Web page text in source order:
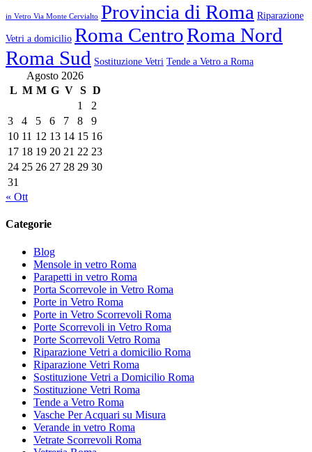
in Vetro Via Monte Cervialto Provincia di Roma Riparazione
Vetri a domicilio Roma CentroRoma Nord
Roma Sud Sostituzione Vetri Tende a Vetro a Roma
Agosto 2026
L M M G V S D
1
2
3
4 5 6 7 8
9
10 11 12 13 14 15 16
17 18 19 20 21 22 23
24 25 26 27 28 29 30
31
« Ott
Categorie
Blog
Mensole in vetro Roma
Parapetti in vetro Roma
Porta Scorrevole in Vetro Roma
Porte in Vetro Roma
Porte in Vetro Scorrevoli Roma
Porte Scorrevoli in Vetro Roma
Porte Scorrevoli Vetro Roma
Riparazione Vetri a domicilio Roma
Riparazione Vetri Roma
Sostituzione Vetri a Domicilio Roma
Sostituzione Vetri Roma
Tende a Vetro Roma
Vasche Per Acquari su Misura
Verande in vetro Roma
Vetrate Scorrevoli Roma